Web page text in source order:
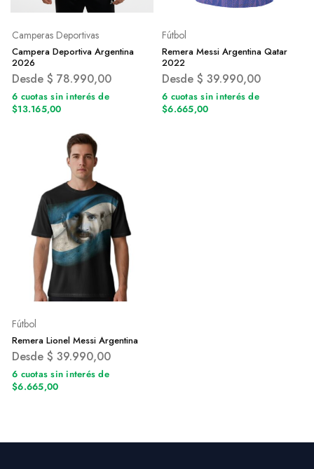
Camperas Deportivas
Campera Deportiva Argentina
2026
Desde $ 78.990,00
6 cuotas sin interés de
$13.165,00
Fútbol
Remera Messi Argentina Qatar
2022
Desde $ 39.990,00
6 cuotas sin interés de
$6.665,00
Fútbol
Remera Lionel Messi Argentina
Desde $ 39.990,00
6 cuotas sin interés de
$6.665,00